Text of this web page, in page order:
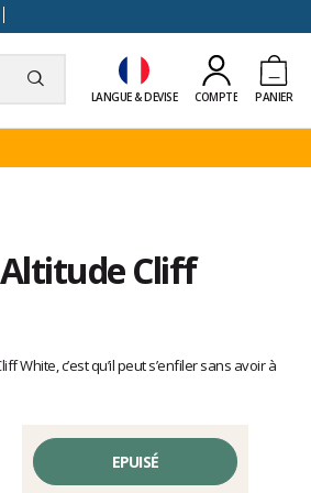
LANGUE & DEVISE COMPTE PANIER
Cliff
c’est qu’il peut s’enfiler sans avoir à
EPUISÉ